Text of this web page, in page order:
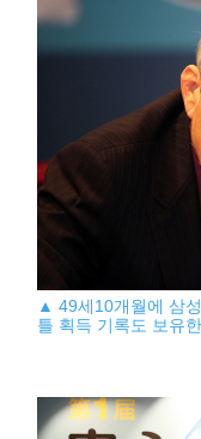
▲ 49세10개월에 삼
틀 획득 기록도 보유